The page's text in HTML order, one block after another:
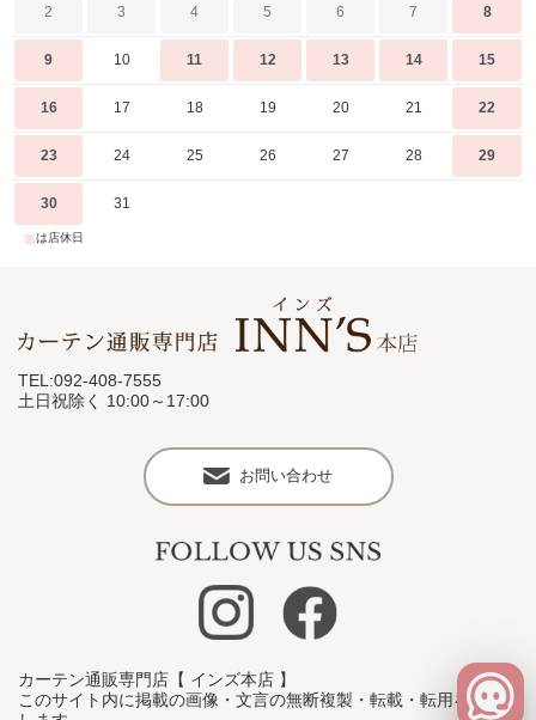
2 3 4 5 6 7 8
9 10 11 12 13 14 15
16 17 18 19 20 21 22
23 24 25 26 27 28 29
30 31
■は店休日
TEL:092-408-7555
土日祝除く 10:00～17:00
お問い合わせ
カーテン通販専門店【 インズ本店 】
このサイト内に掲載の画像・文言の無断複製・転載・転用を禁止